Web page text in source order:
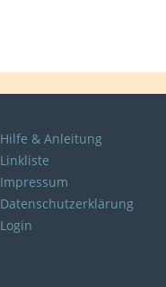
Hilfe & Anleitung
Linkliste
Impressum
Datenschutzerklärung
Login